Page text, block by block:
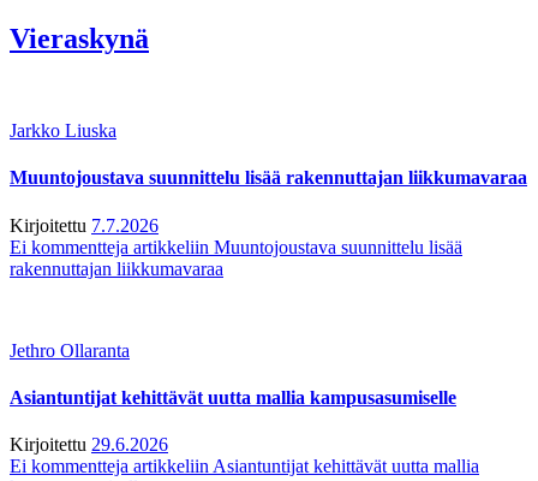
Vieraskynä
Jarkko Liuska
Muuntojoustava suunnittelu lisää rakennuttajan liikkumavaraa
Kirjoitettu 7.7.2026
Ei kommentteja artikkeliin Muuntojoustava suunnittelu lisää
rakennuttajan liikkumavaraa
Jethro Ollaranta
Asiantuntijat kehittävät uutta mallia kampusasumiselle
Kirjoitettu 29.6.2026
Ei kommentteja artikkeliin Asiantuntijat kehittävät uutta mallia